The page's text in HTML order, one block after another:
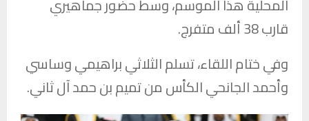
قارب 38 ألف متفرج.
وفي ختام اللقاء، تسلم الثلاثي براهيمي وساسي
وأحمد الجانحي الكأس منتميم بن حمد آل ثاني.